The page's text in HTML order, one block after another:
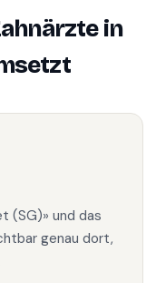
in
(SG)» und das
genau dort,